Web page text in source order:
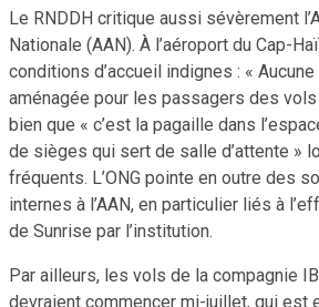
Le RNDDH critique aussi sévèrement
Nationale (AAN). À l’aéroport du Cap-
conditions d’accueil indignes : « Aucune
aménagée pour les passagers des
bien que « c’est la pagaille dans
de sièges qui sert de salle d’attente »
fréquents. L’ONG pointe en outre des
internes à l’AAN, en particulier liés à
de Sunrise par l’institution.
Par ailleurs, les vols de la compagnie
devraient commencer mi-juillet, qui est